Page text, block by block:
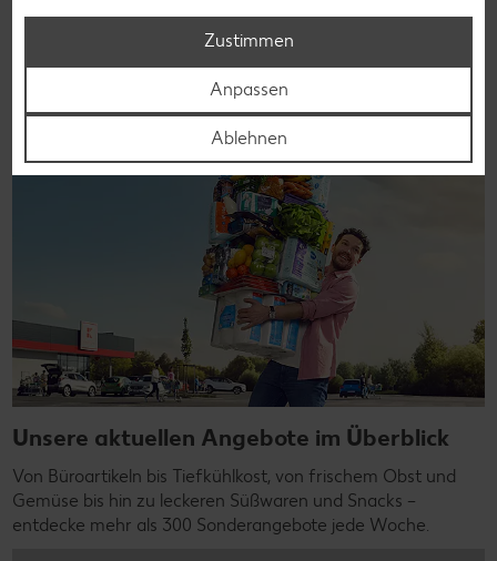
Zu K-CLASSIC
Unsere aktuellen Angebote im Überblick
Von Büroartikeln bis Tiefkühlkost, von frischem Obst und
Gemüse bis hin zu leckeren Süßwaren und Snacks –
entdecke mehr als 300 Sonderangebote jede Woche.
Zustimmen
Anpassen
Ablehnen